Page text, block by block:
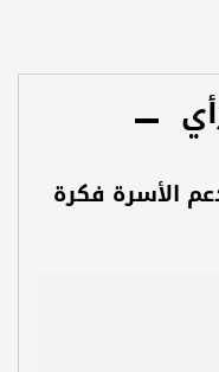
الأسرة فكرة